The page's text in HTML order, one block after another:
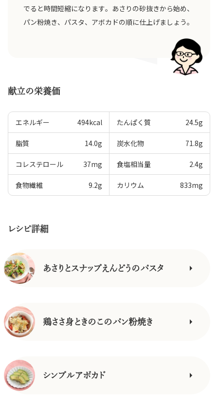
でると時間短縮になります。あさりの砂抜きから始め、
パン粉焼き、パスタ、アボカドの順に仕上げましょう。
献立の栄養価
エネルギー 494kcal たんぱく質 24.5g
脂質 14.0g 炭水化物 71.8g
コレステロール 37mg 食塩相当量 2.4g
食物繊維 9.2g カリウム 833mg
レシピ詳細
あさりとスナップえんどうのパスタ
鶏ささ身ときのこのパン粉焼き
シンプルアボカド